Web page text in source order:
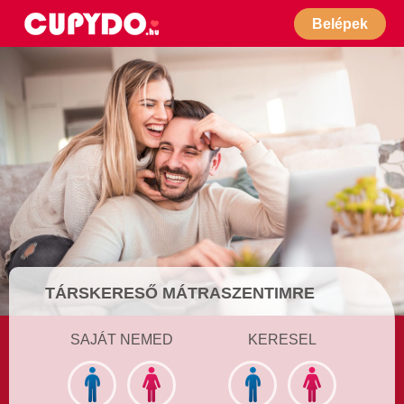
Belépek
TÁRSKERESŐ MÁTRASZENTIMRE
SAJÁT NEMED KERESEL